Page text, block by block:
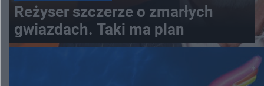
Reżyser szczerze o zmarłych
gwiazdach. Taki ma plan